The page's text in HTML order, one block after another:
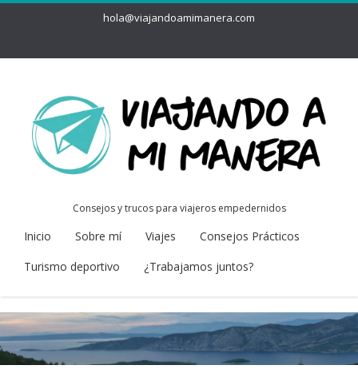
hola@viajandoamimanera.com
Consejos y trucos para viajeros empedernidos
Inicio Sobre mí Viajes
Consejos Prácticos
Turismo deportivo
¿Trabajamos juntos?